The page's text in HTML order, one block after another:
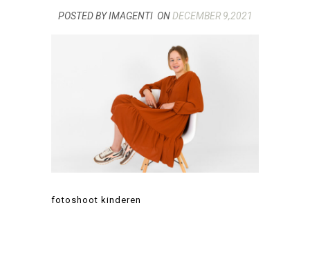
POSTED BY IMAGENTI ONDECEMBER 9,2021
fotoshoot kinderen